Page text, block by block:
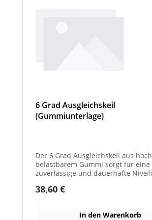
6 Grad Ausgleichskeil
(Gummiunterlage)
Der 6 Grad Ausgleichskeil aus
belastbarem Gummi sorgt für eine
zuverlässige und dauerhafte
seinem festen Neigungswinkel von
ideal für Maschinen, Möbel,
oder technische Installationen. Das
Regulärer Preis:
38,60 €
In den Warenkorb